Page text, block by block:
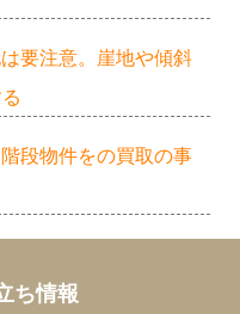
要注意。崖地や傾斜
段物件をの買取の事
ち情報